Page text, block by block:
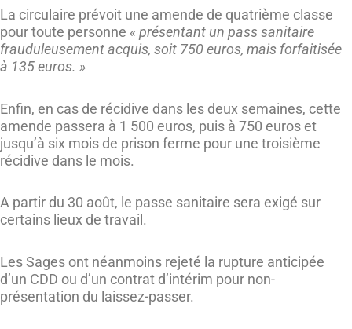
La circulaire prévoit une amende de quatrième classe
pour toute personne « présentant un pass sanitaire
frauduleusement acquis, soit 750 euros, mais forfaitisée
à 135 euros. »
Enfin, en cas de récidive dans les deux semaines, cette
amende passera à 1 500 euros, puis à 750 euros et
jusqu’à six mois de prison ferme pour une troisième
récidive dans le mois.
A partir du 30 août, le passe sanitaire sera exigé sur
certains lieux de travail.
Les Sages ont néanmoins rejeté la rupture anticipée
d’un CDD ou d’un contrat d’intérim pour non-
présentation du laissez-passer.